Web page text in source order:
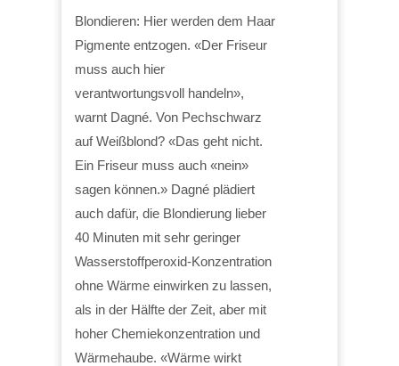
Blondieren: Hier werden dem Haar
Pigmente entzogen. «Der Friseur
muss auch hier
verantwortungsvoll handeln»,
warnt Dagné. Von Pechschwarz
auf Weißblond? «Das geht nicht.
Ein Friseur muss auch «nein»
sagen können.» Dagné plädiert
auch dafür, die Blondierung lieber
40 Minuten mit sehr geringer
Wasserstoffperoxid-Konzentration
ohne Wärme einwirken zu lassen,
als in der Hälfte der Zeit, aber mit
hoher Chemiekonzentration und
Wärmehaube. «Wärme wirkt